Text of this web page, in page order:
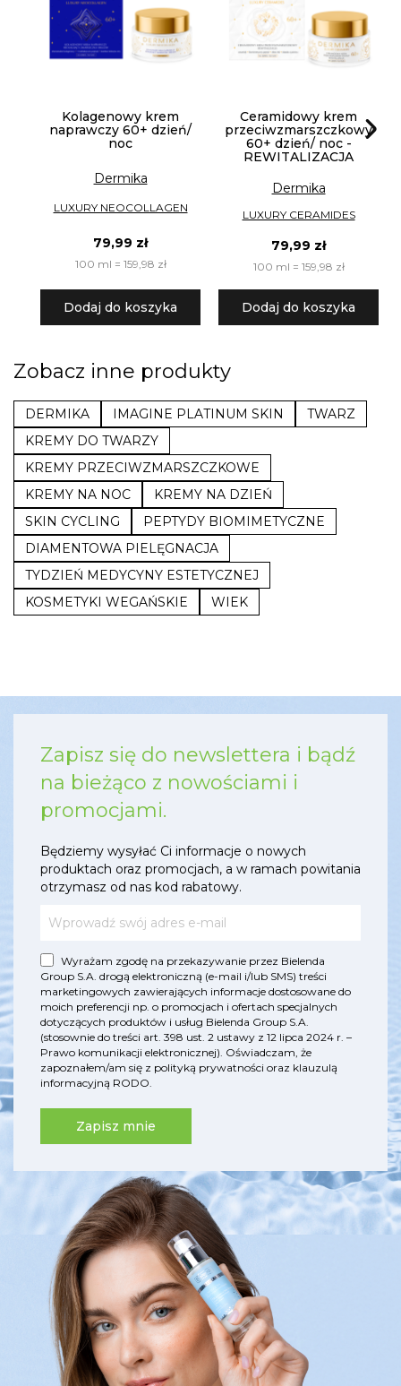
Kolagenowy krem
naprawczy 60+ dzień/
noc
Dermika
LUXURY NEOCOLLAGEN
79,99 zł
100 ml = 159,98 zł
Dodaj do koszyka
Ceramidowy krem
przeciwzmarszczkowy
60+ dzień/ noc -
REWITALIZACJA
Dermika
LUXURY CERAMIDES
79,99 zł
100 ml = 159,98 zł
Dodaj do koszyka
Zobacz inne produkty
DERMIKA IMAGINE PLATINUM SKIN
TWARZ
KREMY DO TWARZY
KREMY PRZECIWZMARSZCZKOWE
KREMY NA NOC
KREMY NA DZIEŃ
SKIN CYCLING
PEPTYDY BIOMIMETYCZNE
DIAMENTOWA PIELĘGNACJA
TYDZIEŃ MEDYCYNY ESTETYCZNEJ
KOSMETYKI WEGAŃSKIE
WIEK
Zapisz się do newslettera i bądź
na bieżąco z nowościami i
promocjami.
Będziemy wysyłać Ci informacje o nowych
produktach oraz promocjach, a w ramach powitania
otrzymasz od nas kod rabatowy.
Wyrażam zgodę na przekazywanie przez Bielenda
Group S.A. drogą elektroniczną (e-mail i/lub SMS) treści
marketingowych zawierających informacje dostosowane do
moich preferencji np. o promocjach i ofertach specjalnych
dotyczących produktów i usług Bielenda Group S.A.
(stosownie do treści art. 398 ust. 2 ustawy z 12 lipca 2024 r. –
Prawo komunikacji elektronicznej). Oświadczam, że
zapoznałem/am się z polityką prywatności oraz klauzulą
informacyjną RODO.
Zapisz mnie